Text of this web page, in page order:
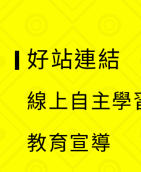
好站連結
線上自主學
教育宣導